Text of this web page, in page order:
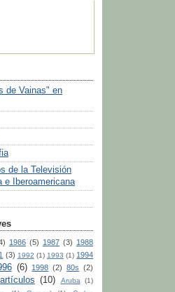
de Vainas" en
de la Televisión
e Iberoamericana
1986 (5) 1987 (3) 1988
(3) 1992 (1) 1993 (1) 1994
(6) 1998 (2) 80s (2)
artículos (10) Aruba
(1)